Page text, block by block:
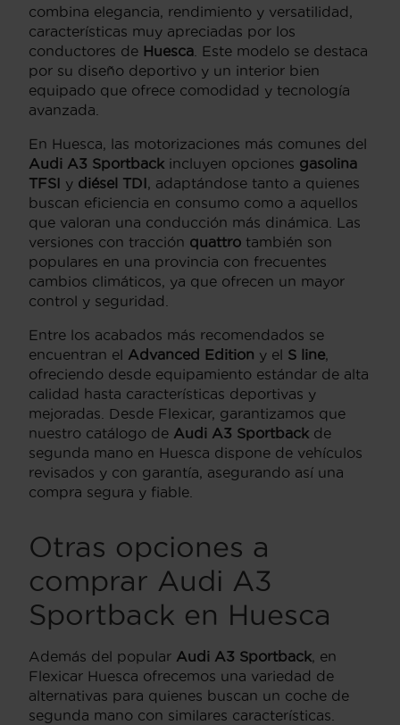
combina elegancia, rendimiento y versatilidad,
características muy apreciadas por los
conductores de Huesca . Este modelo se destaca
por su diseño deportivo y un interior bien
equipado que ofrece comodidad y tecnología
avanzada.
En Huesca, las motorizaciones más comunes del
Audi A3 Sportback incluyen opciones gasolina
TFSI y diésel TDI, adaptándose tanto a quienes
buscan eficiencia en consumo como a aquellos
que valoran una conducción más dinámica. Las
versiones con tracción quattro también son
populares en una provincia con frecuentes
cambios climáticos, ya que ofrecen un mayor
control y seguridad.
Entre los acabados más recomendados se
encuentran el Advanced Edition y el S line,
ofreciendo desde equipamiento estándar de alta
calidad hasta características deportivas y
mejoradas. Desde Flexicar, garantizamos que
nuestro catálogo de Audi A3 Sportback de
segunda mano en Huesca dispone de vehículos
revisados y con garantía, asegurando así una
compra segura y fiable.
Otras opciones a
comprar Audi A3
Sportback en Huesca
Además del popular Audi A3 Sportback, en
Flexicar Huesca ofrecemos una variedad de
alternativas para quienes buscan un coche de
segunda mano con similares características.